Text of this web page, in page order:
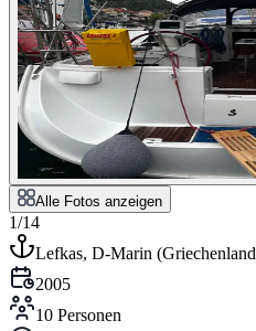
Alle Fotos anzeigen
1/14
Lefkas, D-Marin (Griechenland
2005
10 Personen